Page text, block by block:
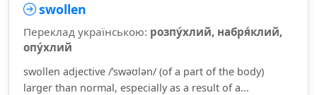
swollen
Переклад українською: розпу́хлий, набря́клий,
опу́хлий
swollen adjective /ˈswəʊlən/ (of a part of the body)
larger than normal, especially as a result of a...